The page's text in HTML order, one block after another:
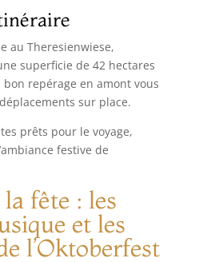
au Theresienwiese,
superficie de 42 hectares
repérage en amont vous
sur place.
prêts pour le voyage,
festive de
fête : les
et les
l’Oktoberfest